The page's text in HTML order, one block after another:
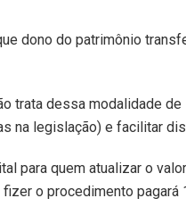
dono do patrimônio
trata dessa modalidade de
na legislação) e facilitar
para quem atualizar o
o procedimento pagará